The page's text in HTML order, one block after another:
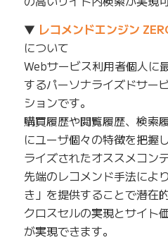
▼ レコメンドエンジン
について
Webサービス利用者個人に
するパーソナライズドサー
ションです。
購買履歴や閲覧履歴、検索
にユーザ個々の特徴を把握
ライズされたオススメコン
先端のレコメンド手法によ
き」を提供することで潜在
クロスセルの実現とサイト
が実現できます。